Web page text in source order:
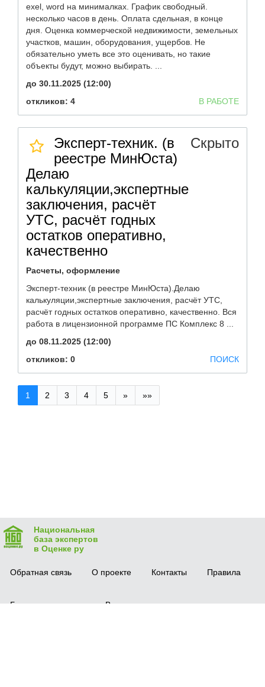
exel, word на минималках. График свободный.
несколько часов в день. Оплата сдельная, в конце
дня. Оценка коммерческой недвижимости, земельных
участков, машин, оборудования, ущербов. Не
обязательно уметь все это оценивать, но такие
объекты будут, можно выбирать. ...
до 30.11.2025 (12:00)
откликов: 4
В РАБОТЕ
Эксперт-техник. (в
реестре МинЮста)
Делаю
калькуляции,экспертные
заключения, расчёт
УТС, расчёт годных
остатков оперативно,
качественно
Скрыто
Расчеты, оформление
Эксперт-техник (в реестре МинЮста).Делаю
калькуляции,экспертные заключения, расчёт УТС,
расчёт годных остатков оперативно, качественно. Вся
работа в лицензионной программе ПС Комплекс 8 ...
до 08.11.2025 (12:00)
откликов: 0
ПОИСК
1 2 3 4 5 » »»
Национальная
база экспертов
в Оценке ру
Обратная связь О проекте Контакты Правила
Безопасная сделка Вопрос-ответ